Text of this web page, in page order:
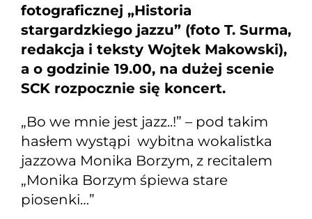
fotograficznej „Historia
stargardzkiego jazzu” (foto T. Surma,
redakcja i teksty Wojtek Makowski),
a o godzinie 19.00, na dużej scenie
SCK rozpocznie się koncert.
„Bo we mnie jest jazz..!” – pod takim
hasłem wystąpi wybitna wokalistka
jazzowa Monika Borzym, z recitalem
„Monika Borzym śpiewa stare
piosenki…”